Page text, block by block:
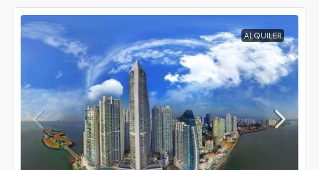
ALQUILER